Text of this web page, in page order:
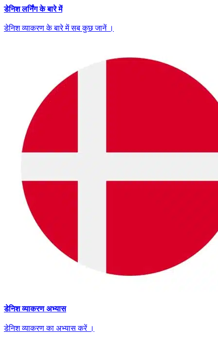
डेनिश लर्निंग के बारे में
डेनिश व्याकरण के बारे में सब कुछ जानें ।
डेनिश व्याकरण अभ्यास
डेनिश व्याकरण का अभ्यास करें ।